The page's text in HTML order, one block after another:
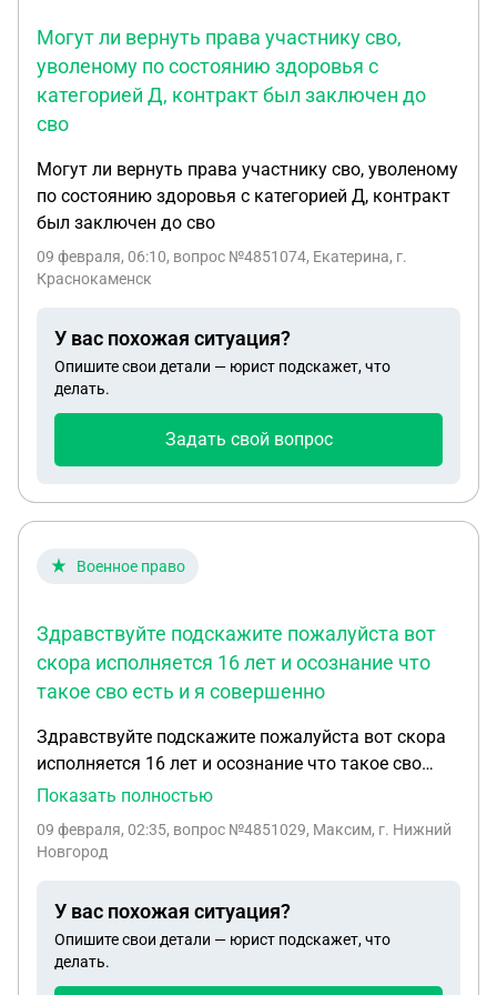
Минздрав;
интересны ориентировочные сроки и практика по
аналогичным делам. Готовы отдать дело в
сопровождение и предоставить все документы,
переписку, отказы и медицинские материалы.
Могут ли вернуть права участнику сво,
уволеному по состоянию здоровья с
категорией Д, контракт был заключен до
сво
Могут ли вернуть права участнику сво, уволеному
по состоянию здоровья с категорией Д, контракт
был заключен до сво
09 февраля, 06:10, вопрос №4851074, Екатерина, г.
Краснокаменск
У вас похожая ситуация?
Опишите свои детали — юрист подскажет, что
делать.
Задать свой вопрос
Военное право
Здравствуйте подскажите пожалуйста вот
скора исполняется 16 лет и осознание что
такое сво есть и я совершенно
Здравствуйте подскажите пожалуйста вот скора
исполняется 16 лет и осознание что такое сво
есть и я совершенно в трезвым и психически
хочу пойти на сво подскажите пожалуйста много
заберут а где то пишут что без гражданства РФ не
берут так вот хотелось бы получить один ясный
ответ смогу ли я когда мне исполнится 16 лет
Показать полностью
09 февраля, 02:35, вопрос №4851029, Максим, г. Нижний
Новгород
У вас похожая ситуация?
Опишите свои детали — юрист подскажет, что
делать.